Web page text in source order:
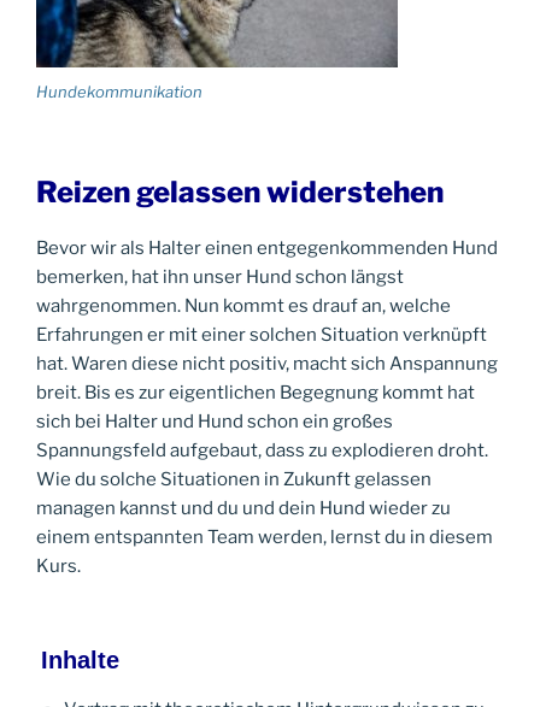
Hundekommunikation
Reizen gelassen widerstehen
Bevor wir als Halter einen entgegenkommenden Hund
bemerken, hat ihn unser Hund schon längst
wahrgenommen. Nun kommt es drauf an, welche
Erfahrungen er mit einer solchen Situation verknüpft
hat. Waren diese nicht positiv, macht sich Anspannung
breit. Bis es zur eigentlichen Begegnung kommt hat
sich bei Halter und Hund schon ein großes
Spannungsfeld aufgebaut, dass zu explodieren droht.
Wie du solche Situationen in Zukunft gelassen
managen kannst und du und dein Hund wieder zu
einem entspannten Team werden, lernst du in diesem
Kurs.
Inhalte